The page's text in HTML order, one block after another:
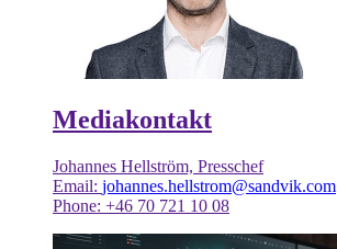
Mediakontakt
Johannes Hellström, Presschef
Email: johannes.hellstrom@sandvik.com
Phone: +46 70 721 10 08